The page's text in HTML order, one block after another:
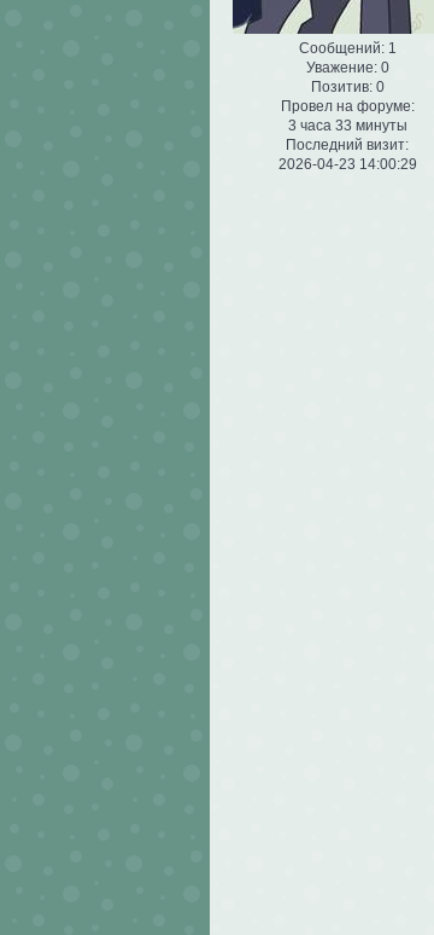
Сообщений:1
Уважение: 0
Позитив: 0
Провел на форуме:
3 часа 33 минуты
Последний визит:
2026-04-23 14:00:29